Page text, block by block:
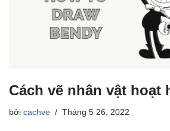
Cách vẽ nhân vật hoạt
bởi cachve Tháng 5 26, 2022